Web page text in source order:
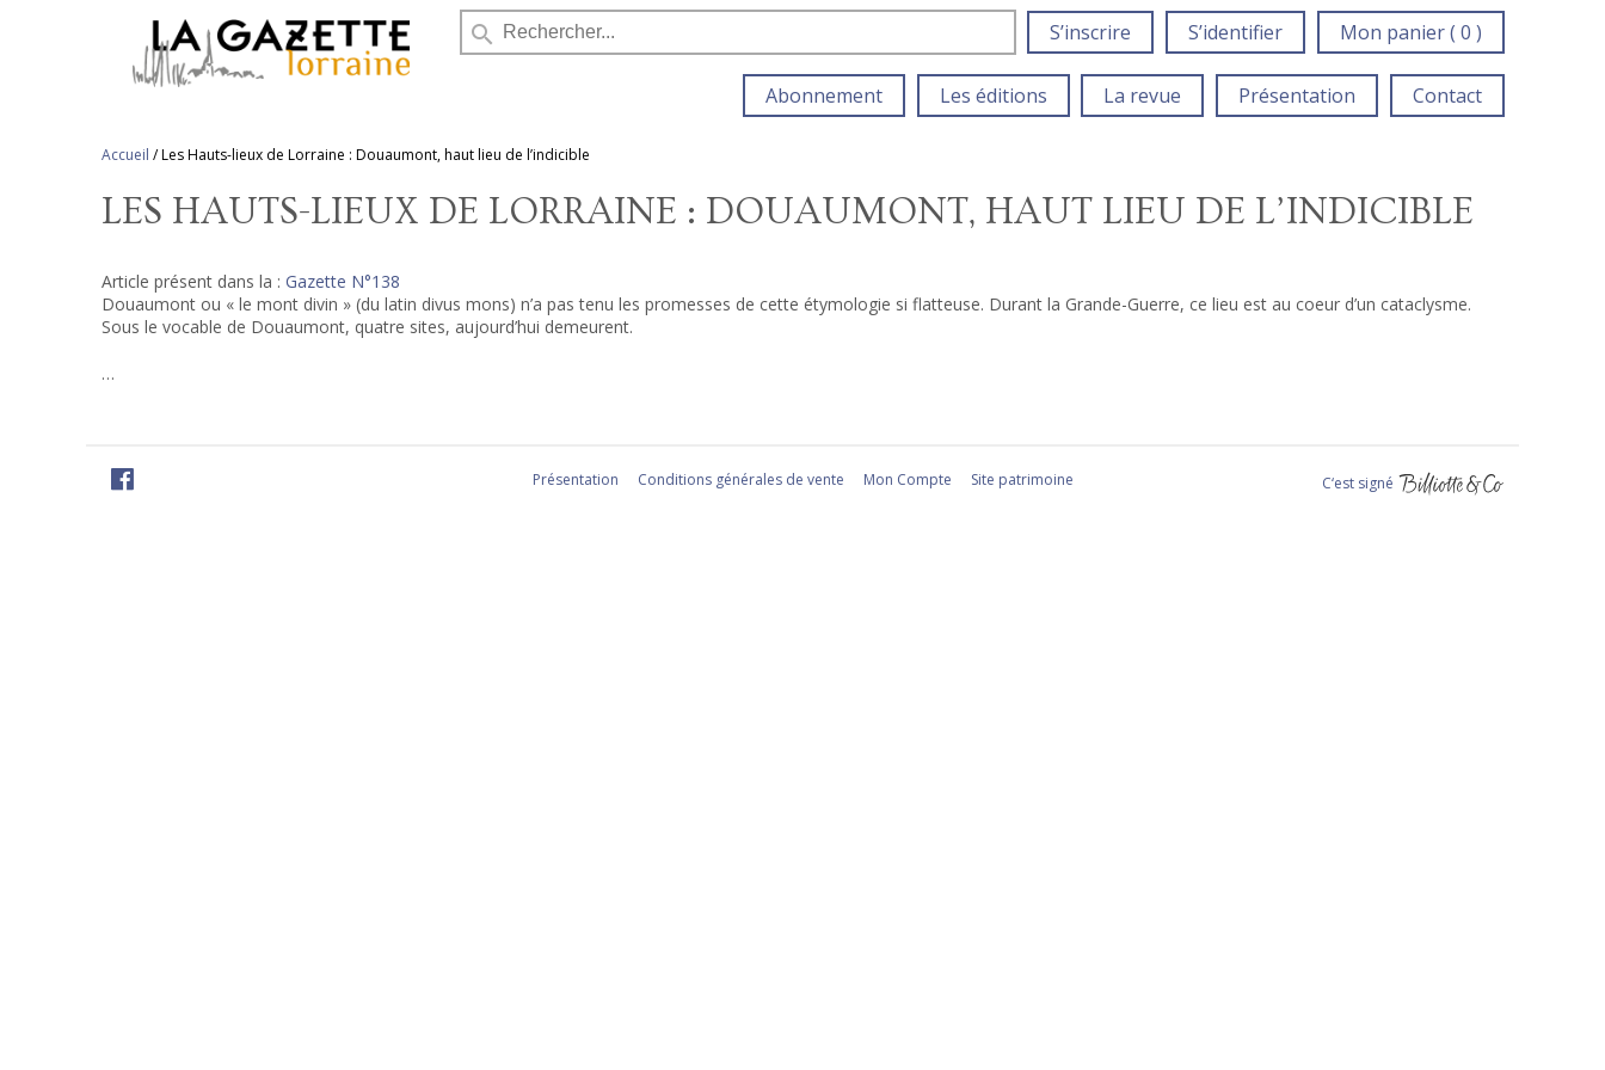
search S’inscrire S’identifier Mon panier ( 0 )
Abonnement Les éditions La revue Présentation Contact
Accueil /Les Hauts-lieux de Lorraine : Douaumont, haut lieu de l’indicible
LES HAUTS-LIEUX DE LORRAINE : DOUAUMONT, HAUT LIEU DE L’INDICIBLE
Article présent dans la : Gazette N°138
Douaumont ou « le mont divin » (du latin divus mons) n’a pas tenu les promesses de cette étymologie si flatteuse. Durant la Grande-Guerre, ce lieu est au coeur d’un cataclysme.
Sous le vocable de Douaumont, quatre sites, aujourd’hui demeurent.
…
Présentation Conditions générales de vente Mon Compte Site patrimoine C‘est signé